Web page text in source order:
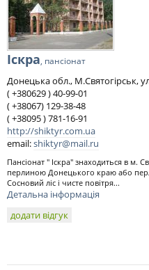
Іскра, пансіонат
Донецька обл., М.Святогірськ,
( +380629 ) 40-99-01
( +38067) 129-38-48
( +38095 ) 781-16-91
http://shiktyr.com.ua
email:shiktyr@mail.ru
Пансіонат " Іскра" знаходиться в м.
перлиною Донецького краю або
Сосновий ліс і чисте повітря...
Детальна інформація
додати відгук